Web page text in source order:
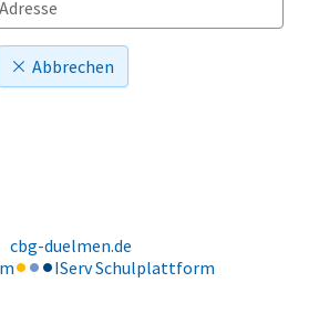
Abbrechen
cbg-duelmen.de
IServ Schulplattform